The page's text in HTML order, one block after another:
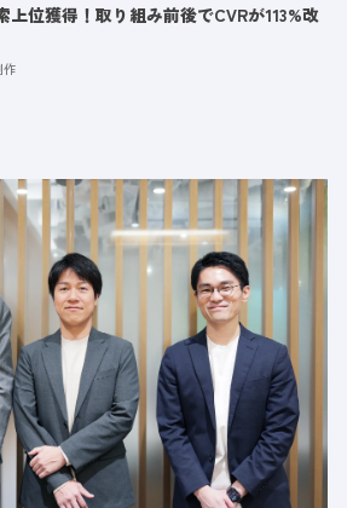
上位獲得！取り組み前後でCVRが113%改
作